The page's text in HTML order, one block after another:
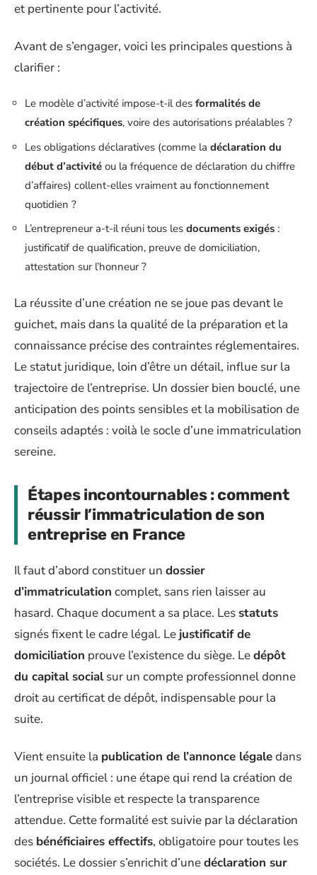
et pertinente pour l’activité.
Avant de s’engager, voici les principales questions à
clarifier :
Le modèle d’activité impose-t-il des formalités de
création spécifiques, voire des autorisations préalables ?
Les obligations déclaratives (comme la déclaration du
début d’activité ou la fréquence de déclaration du chiffre
d’affaires) collent-elles vraiment au fonctionnement
quotidien ?
L’entrepreneur a-t-il réuni tous les documents exigés :
justificatif de qualification, preuve de domiciliation,
attestation sur l’honneur ?
La réussite d’une création ne se joue pas devant le
guichet, mais dans la qualité de la préparation et la
connaissance précise des contraintes réglementaires.
Le statut juridique, loin d’être un détail, influe sur la
trajectoire de l’entreprise. Un dossier bien bouclé, une
anticipation des points sensibles et la mobilisation de
conseils adaptés : voilà le socle d’une immatriculation
sereine.
Étapes incontournables : comment
réussir l’immatriculation de son
entreprise en France
Il faut d’abord constituer un dossier
d’immatriculation complet, sans rien laisser au
hasard. Chaque document a sa place. Les statuts
signés fixent le cadre légal. Le justificatif de
domiciliation prouve l’existence du siège. Ledépôt
du capital socialsur un compte professionnel donne
droit au certificat de dépôt, indispensable pour la
suite.
Vient ensuite la publication de l’annonce légaledans
un journal officiel : une étape qui rend la création de
l’entreprise visible et respecte la transparence
attendue. Cette formalité est suivie par la déclaration
des bénéficiaires effectifs, obligatoire pour toutes les
sociétés. Le dossier s’enrichit d’unedéclaration sur